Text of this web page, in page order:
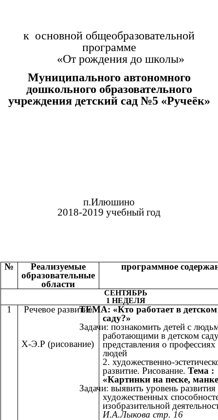
к основной общеобразовательной
программе
«От рождения до школы»
Муниципального автономного
дошкольного образовательного
учреждения детский сад №5 «Ручеёк»
п.Илюшино
2018-2019 учебный год
№
Реализуемые
образовательные
области
программное
СЕНТЯБРЬ
1 НЕДЕЛЯ
1 Речевое развитие.
Х-Э.Р (рисование)
ТЕМА: «Кто работает в детском
саду?»
Задачи: познакомить детей с
работающими в детском
представления о профессиях
людей
2. художественно-
развитие. Рисование. Тема :
«Картинки на песке,
Задачи: выявить уровень развития
художественных
изобразительной
И.А.Лыкова стр. 16